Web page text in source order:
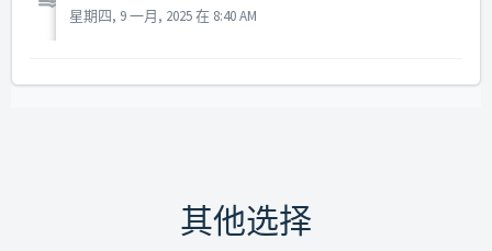
星期四, 9 一月, 2025 在 8:40 AM
其他选择